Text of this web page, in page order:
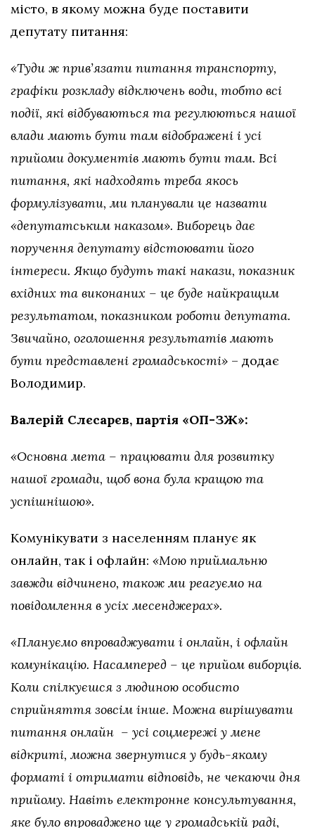
місто, в якому можна буде поставити
депутату питання:
«Туди ж прив’язати питання транспорту,
графіки розкладу відключень води, тобто всі
події, які відбуваються та регулюються нашої
влади мають бути там відображені і усі
прийоми документів мають бути там. Всі
питання, які надходять треба якось
формулізувати, ми планували це назвати
«депутатським наказом». Виборець дає
поручення депутату відстоювати його
інтереси. Якщо будуть такі накази, показник
вхідних та виконаних – це буде найкращим
результатом, показником роботи депутата.
Звичайно, оголошення результатів мають
бути представлені громадськості» – додає
Володимир.
Валерій Слєсарєв, партія «ОП-ЗЖ»:
«Основна мета – працювати для розвитку
нашої громади, щоб вона була кращою та
успішнішою».
Комунікувати з населенням планує як
онлайн, так і офлайн: «Мою приймальню
завжди відчинено, також ми реагуємо на
повідомлення в усіх месенджерах».
«Плануємо впроваджувати і онлайн, і офлайн
комунікацію. Насамперед – це прийом виборців.
Коли спілкуєшся з людиною особисто
сприйняття зовсім інше. Можна вирішувати
питання онлайн – усі соцмережі у мене
відкриті, можна звернутися у будь-якому
форматі і отримати відповідь, не чекаючи дня
прийому. Навіть електронне консультування,
яке було впроваджено ще у громадській раді,